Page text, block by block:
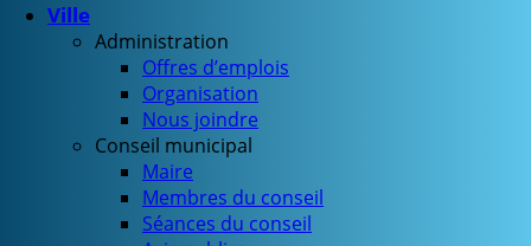
Ville
Administration
Offres d’emplois
Organisation
Nous joindre
Conseil municipal
Maire
Membres du conseil
Séances du conseil